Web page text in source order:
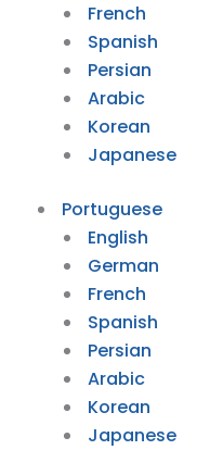
French
Spanish
Persian
Arabic
Korean
Japanese
Portuguese
English
German
French
Spanish
Persian
Arabic
Korean
Japanese